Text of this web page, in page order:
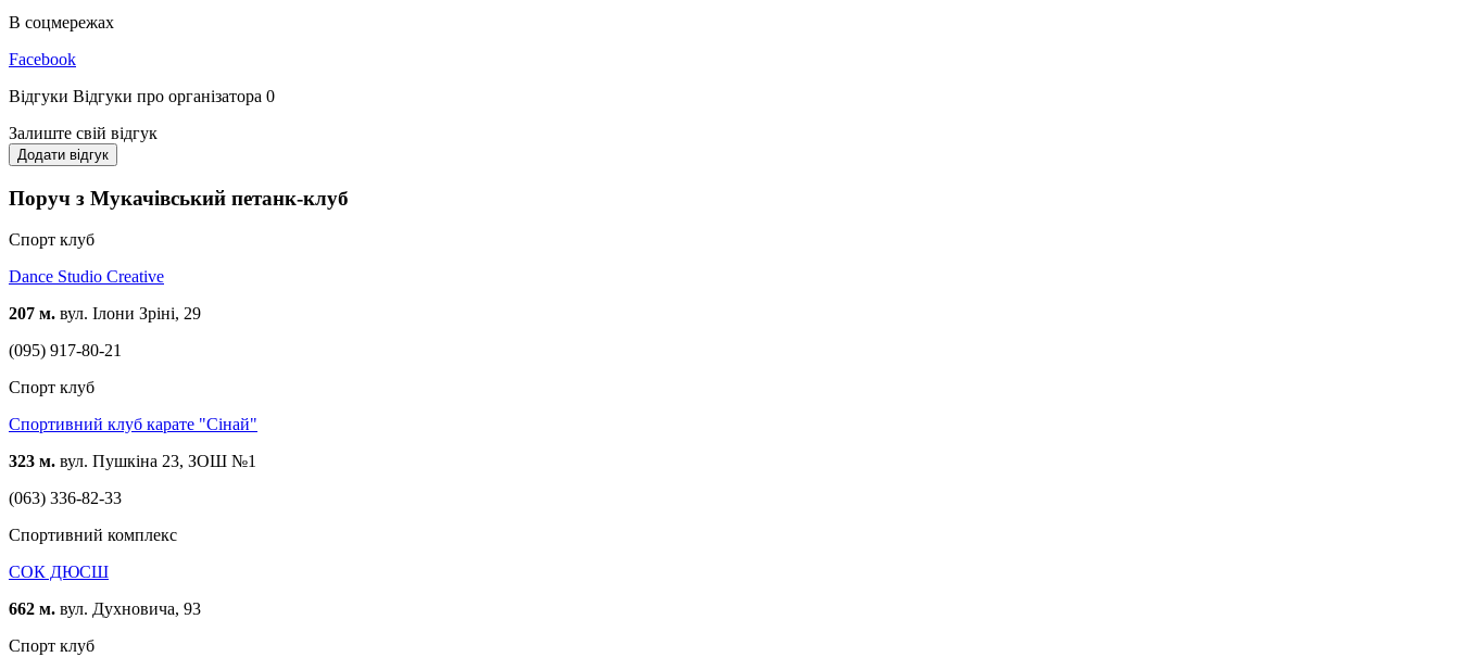
В соцмережах
Facebook
Відгуки Відгуки про організатора 0
Залиште свій відгук
Додати відгук
Поруч з Мукачівський петанк-клуб
Спорт клуб
Dance Studio Creative
207 м. вул. Ілони Зріні, 29
(095) 917-80-21
Спорт клуб
Спортивний клуб карате "Сінай"
323 м. вул. Пушкіна 23, ЗОШ №1
(063) 336-82-33
Спортивний комплекс
СОК ДЮСШ
662 м. вул. Духновича, 93
Спорт клуб